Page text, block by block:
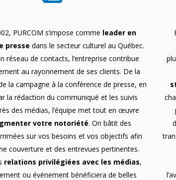
PURCOM s’impose comme leader en
presse dans le secteur culturel au Québec.
réseau de contacts, l’entreprise contribue
au rayonnement de ses clients. De la
la campagne à la conférence de presse, en
la rédaction du communiqué et les suivis
des médias, l’équipe met tout en œuvre
votre notoriété. On bâtit des
sur vos besoins et vos objectifs afin
couverture et des entrevues pertinentes.
relations privilégiées avec les médias,
ou événement bénéficiera de belles